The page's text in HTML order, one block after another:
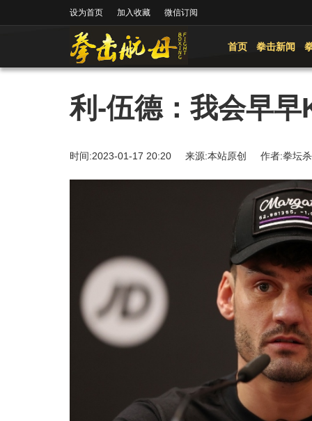
设为首页 加入收藏 微信订阅
首页 拳击新闻
利-伍德：我会早
时间:2023-01-17 20:20 来源:本站原创 作者:拳